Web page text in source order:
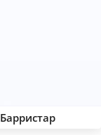
Барристар